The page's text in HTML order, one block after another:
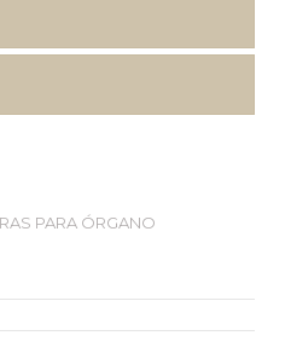
PARA ÓRGANO